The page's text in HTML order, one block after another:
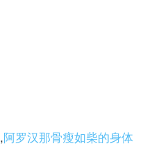
阿罗汉那骨瘦如柴的身体